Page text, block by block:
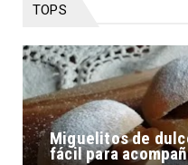
TOPS
Miguelitos de
fácil para